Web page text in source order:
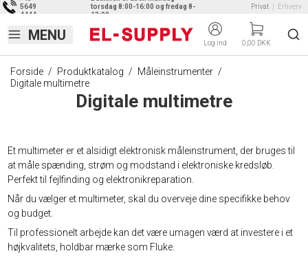
5649
4444
torsdag 8:00-16:00 og fredag 8-
13:00
Privat Erhverv
Log ind 0,00 DKK
Forside / Produktkatalog / Måleinstrumenter /
Digitale multimetre
Digitale multimetre
Et multimeter er et alsidigt elektronisk måleinstrument, der bruges til
at måle spænding, strøm og modstand i elektroniske kredsløb.
Perfekt til fejlfinding og elektronikreparation.
Når du vælger et multimeter, skal du overveje dine specifikke behov
og budget.
Til professionelt arbejde kan det være umagen værd at investere i et
højkvalitets, holdbar mærke som Fluke.